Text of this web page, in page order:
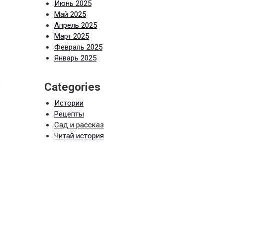
Июнь 2025
Май 2025
Апрель 2025
Март 2025
Февраль 2025
Январь 2025
Categories
Истории
Рецепты
Сад и рассказ
Читай история